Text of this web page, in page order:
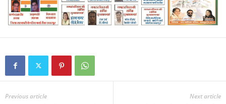
Previous article Next article